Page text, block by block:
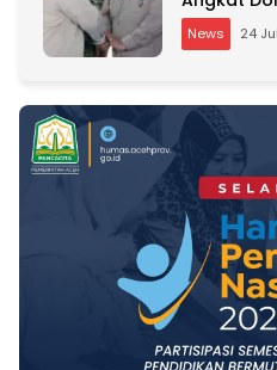
Menteri
News 24